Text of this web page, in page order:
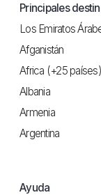
Principales
Los Emiratos
Afganistán
Africa (+25 países)
Albania
Armenia
Argentina
Ayuda